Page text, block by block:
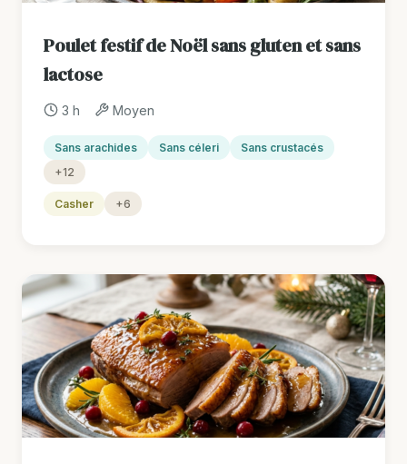
Poulet festif de Noël sans gluten et sans
lactose
3 h Moyen
Sans arachides Sans céleri
Sans crustacés
+12
Casher +6